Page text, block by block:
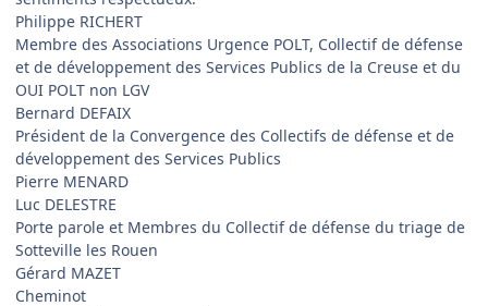
Philippe RICHERT
Membre des Associations Urgence POLT, Collectif de défense
et de développement des Services Publics de la Creuse et du
OUI POLT non LGV
Bernard DEFAIX
Président de la Convergence des Collectifs de défense et de
développement des Services Publics
Pierre MENARD
Luc DELESTRE
Porte parole et Membres du Collectif de défense du triage de
Sotteville les Rouen
Gérard MAZET
Cheminot